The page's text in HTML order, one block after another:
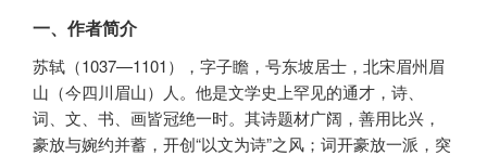
一、作者简介
苏轼（1037—1101），字子瞻，号东坡居士，北宋眉州眉
山（今四川眉山）人。他是文学史上罕见的通才，诗、
词、文、书、画皆冠绝一时。其诗题材广阔，善用比兴，
豪放与婉约并蓄，开创“以文为诗”之风；词开豪放一派，突